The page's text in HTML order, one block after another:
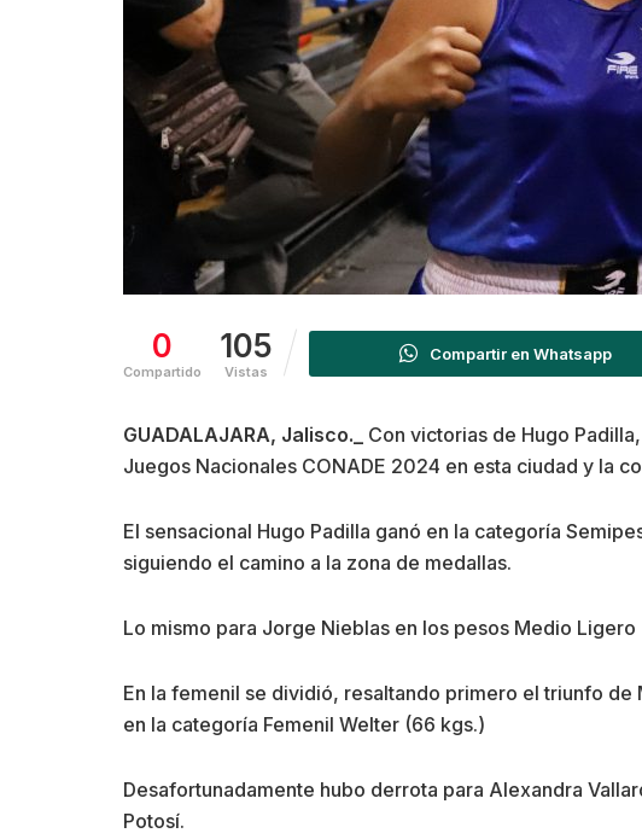
0
Compartido
105
Vistas
Compartir en Whatsapp
GUADALAJARA, Jalisco._
Con victorias de Hugo
Juegos Nacionales CONADE 2024 en esta ciudad y la
El sensacional Hugo Padilla ganó en la categoría
siguiendo el camino a la zona de medallas.
Lo mismo para Jorge Nieblas en los pesos Medio
En la femenil se dividió, resaltando primero el triunfo
en la categoría Femenil Welter (66 kgs.)
Desafortunadamente hubo derrota para Alexandra
Potosí.